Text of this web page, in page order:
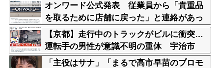
オンワード公式発表 従業員から「貴重品
を取るために店舗に戻った」と連絡があっ
た 戻れ指示してない
【京都】走行中のトラックがビルに衝突…
運転手の男性が意識不明の重体 宇治市
「主役はサナ」「まるで高市早苗のプロモ